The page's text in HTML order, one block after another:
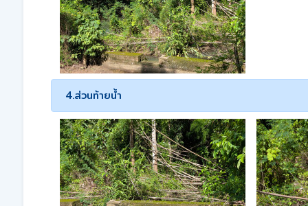
4.ส่วนท้ายน้ำ